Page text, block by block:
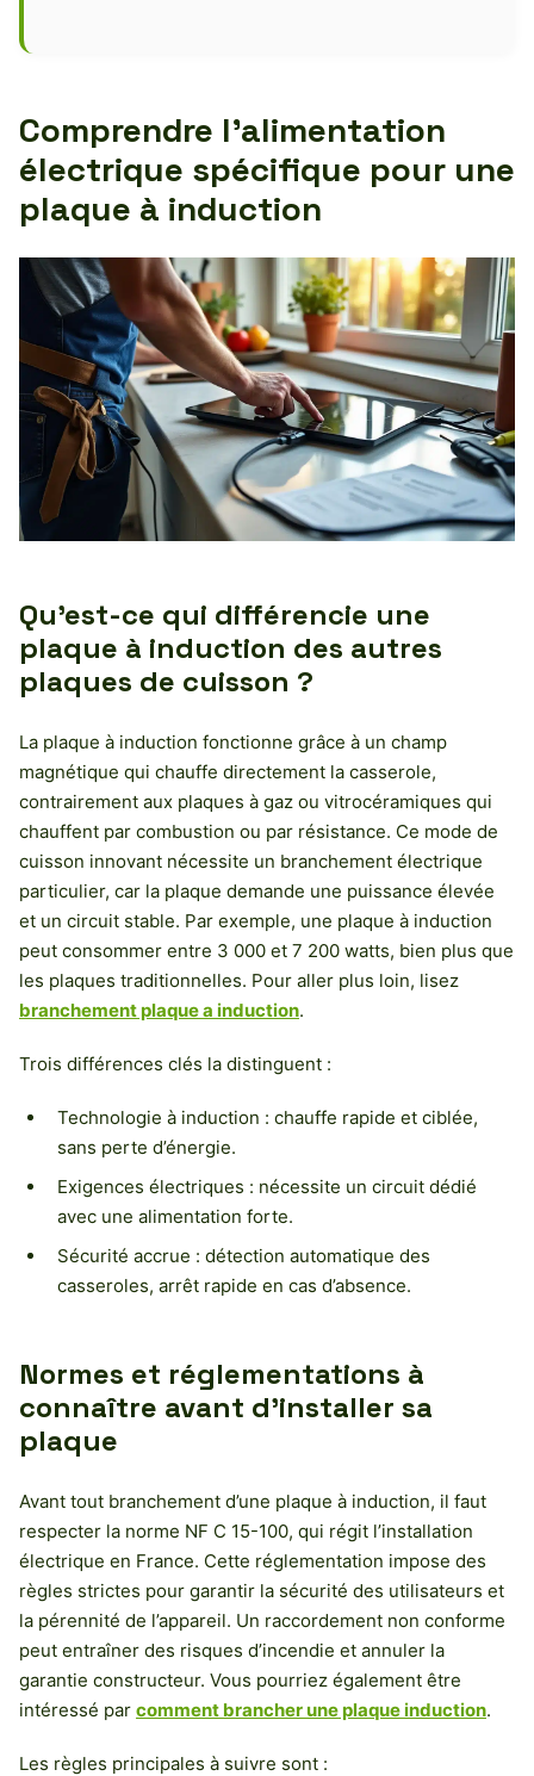
Comprendre l’alimentation
électrique spécifique pour une
plaque à induction
Qu’est-ce qui différencie une
plaque à induction des autres
plaques de cuisson ?
La plaque à induction fonctionne grâce à un champ
magnétique qui chauffe directement la casserole,
contrairement aux plaques à gaz ou vitrocéramiques qui
chauffent par combustion ou par résistance. Ce mode de
cuisson innovant nécessite un branchement électrique
particulier, car la plaque demande une puissance élevée
et un circuit stable. Par exemple, une plaque à induction
peut consommer entre 3 000 et 7 200 watts, bien plus que
les plaques traditionnelles. Pour aller plus loin, lisez
branchement plaque a induction.
Trois différences clés la distinguent :
Technologie à induction : chauffe rapide et ciblée,
sans perte d’énergie.
Exigences électriques : nécessite un circuit dédié
avec une alimentation forte.
Sécurité accrue : détection automatique des
casseroles, arrêt rapide en cas d’absence.
Normes et réglementations à
connaître avant d’installer sa
plaque
Avant tout branchement d’une plaque à induction, il faut
respecter la norme NF C 15-100, qui régit l’installation
électrique en France. Cette réglementation impose des
règles strictes pour garantir la sécurité des utilisateurs et
la pérennité de l’appareil. Un raccordement non conforme
peut entraîner des risques d’incendie et annuler la
garantie constructeur. Vous pourriez également être
intéressé par comment brancher une plaque induction.
Les règles principales à suivre sont :